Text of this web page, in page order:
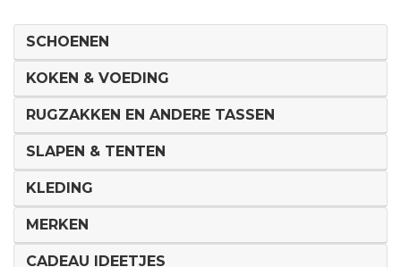
SCHOENEN
KOKEN & VOEDING
RUGZAKKEN EN ANDERE TASSEN
SLAPEN & TENTEN
KLEDING
MERKEN
CADEAU IDEETJES